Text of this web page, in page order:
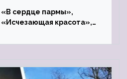
«В сердце пармы»,
«Исчезающая красота»,